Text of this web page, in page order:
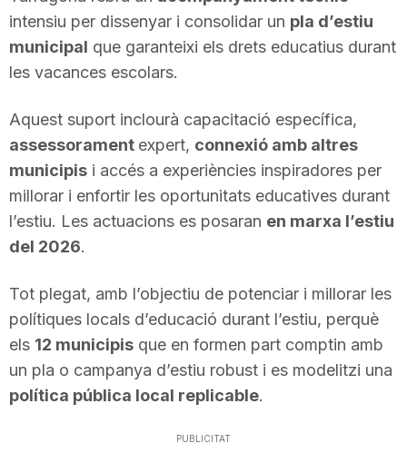
g
o
a
intensiu per dissenyar i consolidar un pla d’estiu
municipal que garanteixi els drets educatius durant
les vacances escolars.
Aquest suport inclourà capacitació específica,
assessorament expert, connexió amb altres
municipis i accés a experiències inspiradores per
millorar i enfortir les oportunitats educatives durant
l’estiu. Les actuacions es posaran en marxa l’estiu
del 2026.
Tot plegat, amb l’objectiu de potenciar i millorar les
polítiques locals d’educació durant l’estiu, perquè
els 12 municipis que en formen part comptin amb
un pla o campanya d’estiu robust i es modelitzi una
política pública local replicable.
PUBLICITAT